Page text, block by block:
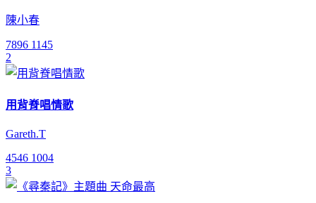
陳小春
7896 1145
2
用背脊唱情歌
Gareth.T
4546 1004
3